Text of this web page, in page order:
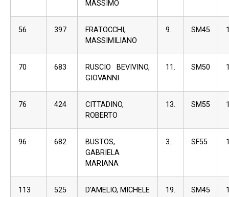
MASSIMO
56 397
FRATOCCHI,
MASSIMILIANO
9. SM45
70 683
RUSCIO BEVIVINO,
GIOVANNI
11. SM50
76 424
CITTADINO,
ROBERTO
13. SM55
96 682
BUSTOS,
GABRIELA
MARIANA
3. SF55
113 525 D’AMELIO, MICHELE 19. SM45